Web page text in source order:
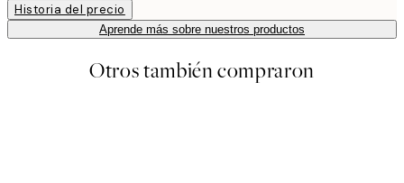
Historia del precio
Aprende más sobre nuestros productos
Otros también compraron